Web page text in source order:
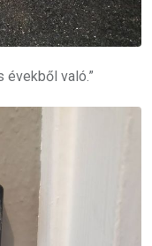
évekből való.”